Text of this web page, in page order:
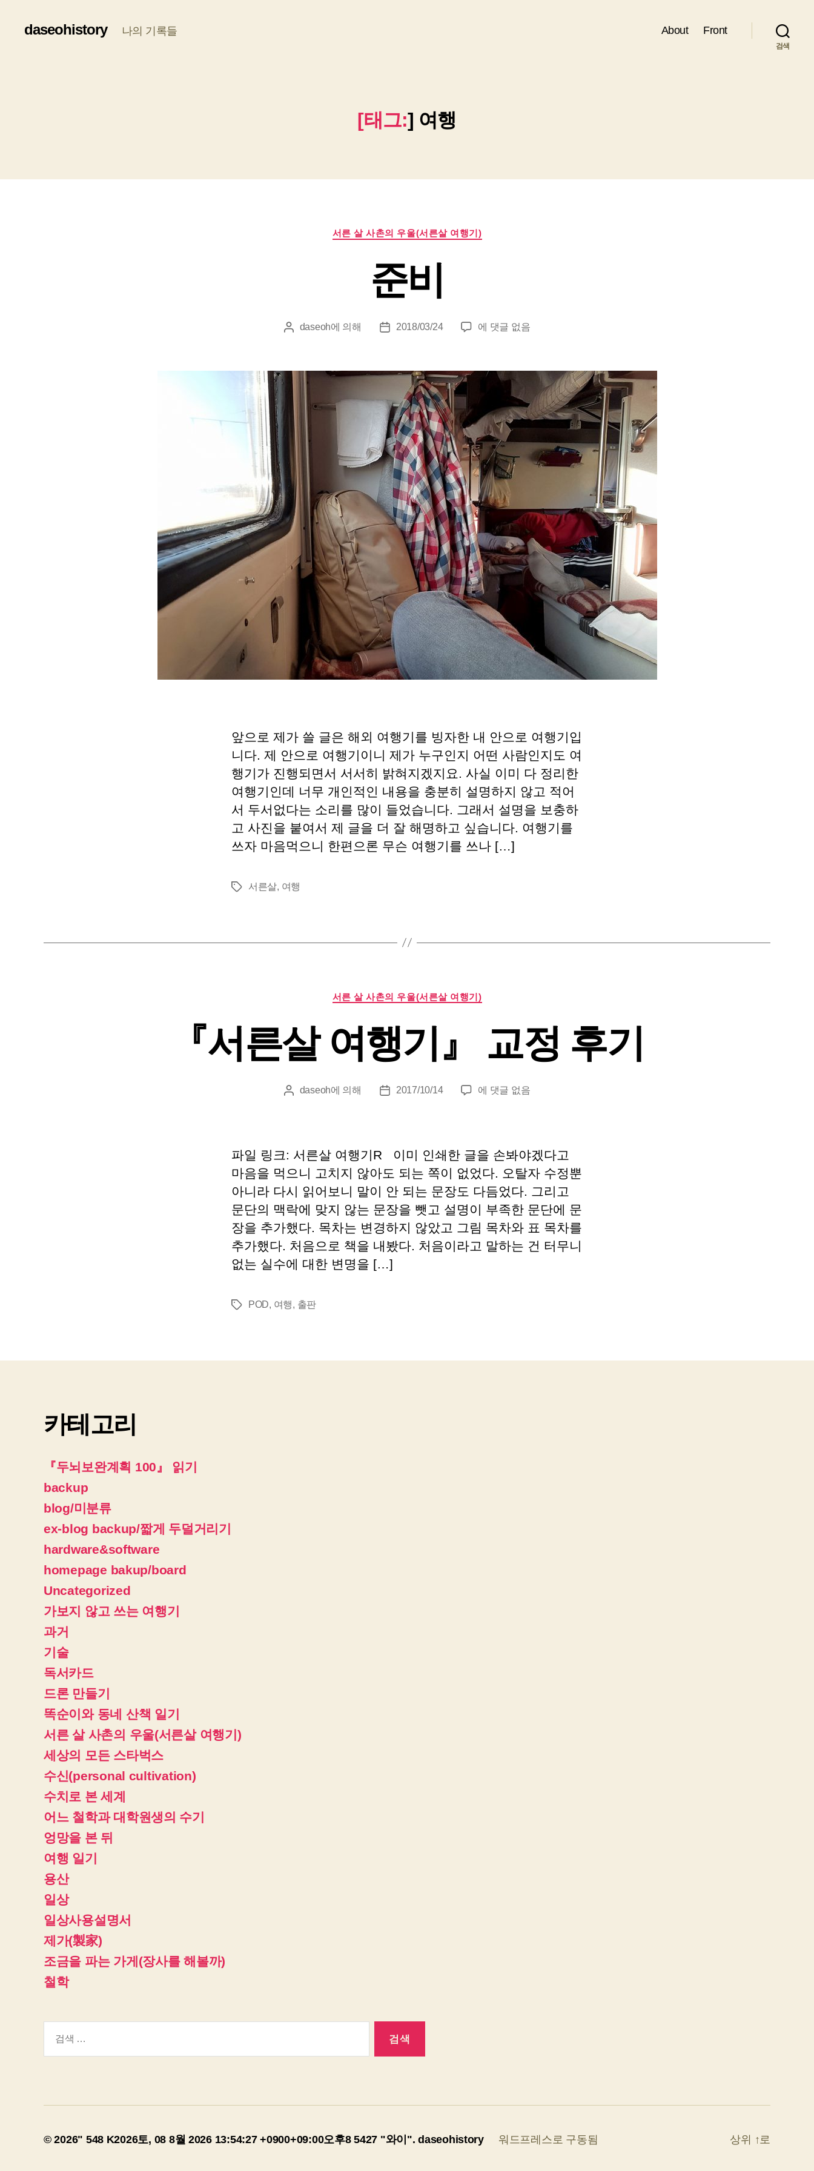
daseohistory 나의 기록들 About Front
검색
[태그:] 여행
카
테
리
서른 살 사촌의 우울(서른살 여행기)
준비
게
작
성
자
daseoh에 의해
게
날
2018/03/24
준
에 댓글 없음
앞으로 제가 쓸 글은 해외 여행기를 빙자한 내 안으로 여행기입
니다. 제 안으로 여행기이니 제가 누구인지 어떤 사람인지도 여
행기가 진행되면서 서서히 밝혀지겠지요. 사실 이미 다 정리한
여행기인데 너무 개인적인 내용을 충분히 설명하지 않고 적어
서 두서없다는 소리를 많이 들었습니다. 그래서 설명을 보충하
고 사진을 붙여서 제 글을 더 잘 해명하고 싶습니다. 여행기를
쓰자 마음먹으니 한편으론 무슨 여행기를 쓰나 […]
태
서른살, 여행
카
테
리
서른 살 사촌의 우울(서른살 여행기)
『서른살 여행기』 교정 후기
게
성
daseoh에 의해
게
2017/10/14
『서
행
기』
교
정
후
기
에 댓글 없음
파일 링크: 서른살 여행기R 이미 인쇄한 글을 손봐야겠다고
마음을 먹으니 고치지 않아도 되는 쪽이 없었다. 오탈자 수정뿐
아니라 다시 읽어보니 말이 안 되는 문장도 다듬었다. 그리고
문단의 맥락에 맞지 않는 문장을 뺏고 설명이 부족한 문단에 문
장을 추가했다. 목차는 변경하지 않았고 그림 목차와 표 목차를
추가했다. 처음으로 책을 내봤다. 처음이라고 말하는 건 터무니
없는 실수에 대한 변명을 […]
태
POD, 여행, 출판
카테고리
『두뇌보완계획 100』 읽기
backup
blog/미분류
ex-blog backup/짧게 두덜거리기
hardware&software
homepage bakup/board
Uncategorized
가보지 않고 쓰는 여행기
과거
기술
독서카드
드론 만들기
똑순이와 동네 산책 일기
서른 살 사촌의 우울(서른살 여행기)
세상의 모든 스타벅스
수신(personal cultivation)
수치로 본 세계
어느 철학과 대학원생의 수기
엉망을 본 뒤
여행 일기
용산
일상
일상사용설명서
제가(製家)
조금을 파는 가게(장사를 해볼까)
철학
© 2026" 548 K2026토, 08 8월 2026 13:54:27 +0900+09:00오후8 5427 "와이".daseohistory 워드프레스로 구동됨 상위 ↑로